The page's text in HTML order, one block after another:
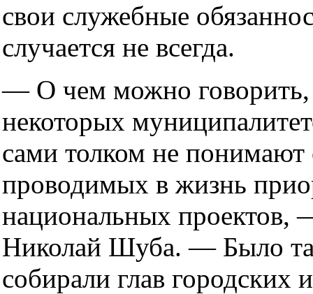
свои служебные
случается не всегда.
— О чем можно говорить,
некоторых
сами толком не понимают
проводимых в жизнь
национальных проектов,
Николай Шуба. — Было
собирали глав городских